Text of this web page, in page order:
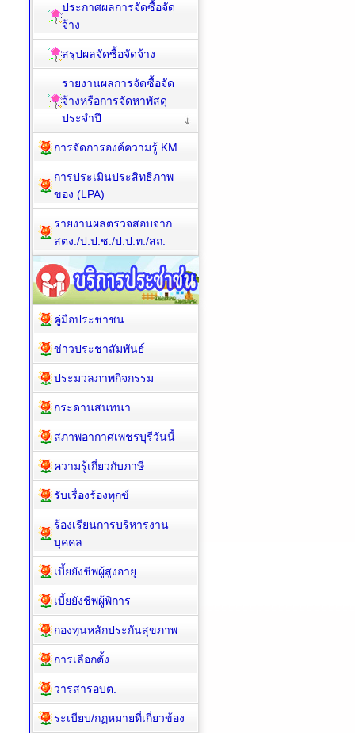
ประกาศผลการจัดซื้อจัด
จ้าง
สรุปผลจัดซื้อจัดจ้าง
รายงานผลการจัดซื้อจัด
จ้างหรือการจัดหาพัสดุ
ประจำปี
การจัดการองค์ความรู้ KM
การประเมินประสิทธิภาพ
ของ (LPA)
รายงานผลตรวจสอบจาก
สตง./ป.ป.ช./ป.ป.ท./สถ.
คู่มือประชาชน
ข่าวประชาสัมพันธ์
ประมวลภาพกิจกรรม
กระดานสนทนา
สภาพอากาศเพชรบุรีวันนี้
ความรู้เกี่ยวกับภาษี
รับเรื่องร้องทุกข์
ร้องเรียนการบริหารงาน
บุคคล
เบี้ยยังชีพผู้สูงอายุ
เบี้ยยังชีพผู้พิการ
กองทุนหลักประกันสุขภาพ
การเลือกตั้ง
วารสารอบต.
ระเบียบ/กฏหมายที่เกี่ยวข้อง